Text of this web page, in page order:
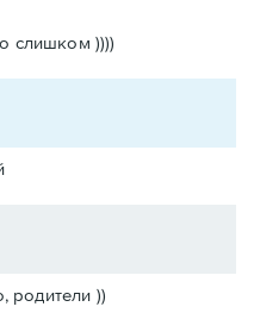
слишком ))))
родители ))